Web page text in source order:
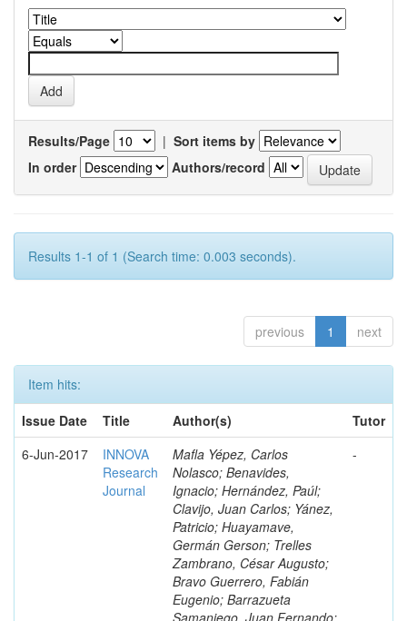
Results/Page | Sort items by
In order
Authors/record
Results 1-1 of 1 (Search time: 0.003 seconds).
previous 1 next
Item hits:
Issue Date
Title Author(s)
Tutor
6-Jun-2017
INNOVA
Research
Journal
Mafla Yépez, Carlos
Nolasco; Benavides,
Ignacio; Hernández, Paúl;
Clavijo, Juan Carlos; Yánez,
Patricio; Huayamave,
Germán Gerson; Trelles
Zambrano, César Augusto;
Bravo Guerrero, Fabián
Eugenio; Barrazueta
Samaniego, Juan Fernando;
-